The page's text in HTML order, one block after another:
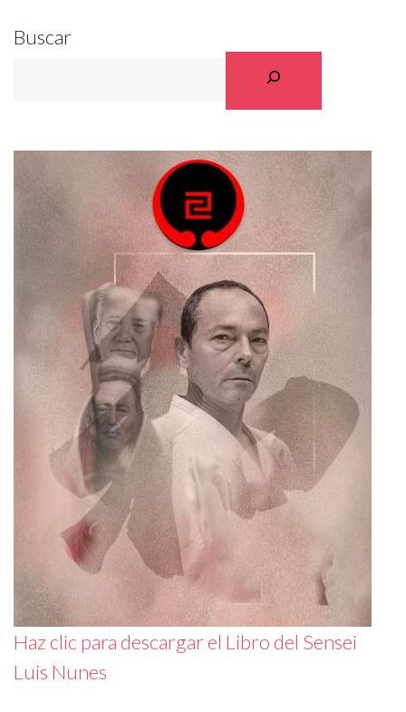
Buscar
Haz clic para descargar el Libro del Sensei
Luis Nunes